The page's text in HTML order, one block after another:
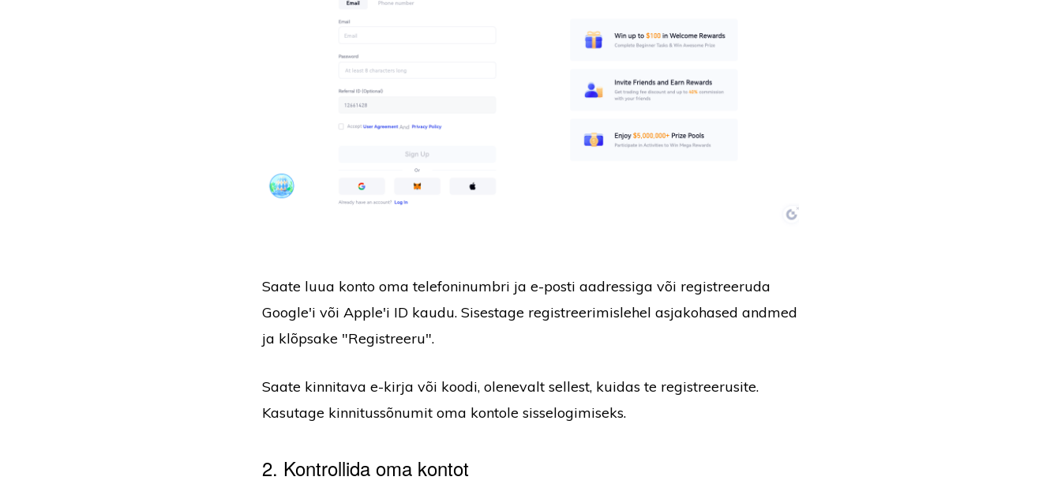
Saate luua konto oma telefoninumbri ja e-posti aadressiga või registreeruda
Google'i või Apple'i ID kaudu. Sisestage registreerimislehel asjakohased andmed
ja klõpsake "Registreeru".
Saate kinnitava e-kirja või koodi, olenevalt sellest, kuidas te registreerusite.
Kasutage kinnitussõnumit oma kontole sisselogimiseks.
2. Kontrollida oma kontot